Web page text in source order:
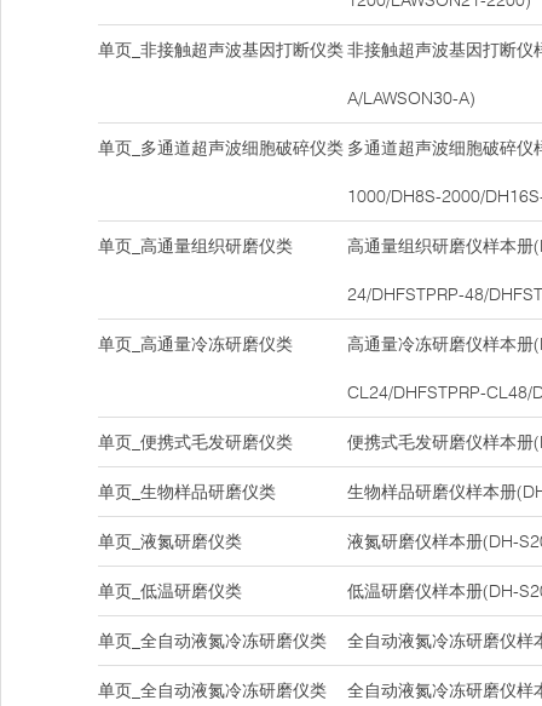
单页_非接触超声波基因打断仪类非接触超声波基因打断仪
A/LAWSON30-A)
单页_多通道超声波细胞破碎仪类 多通道超声波细胞破碎仪
1000/DH8S-2000/
单页_高通量组织研磨仪类 高通量组织研磨仪样本册
24/DHFSTPRP-48/
单页_高通量冷冻研磨仪类 高通量冷冻研磨仪样本册
CL24/DHFSTPRP-CL48/
单页_便携式毛发研磨仪类 便携式毛发研磨仪样本
单页_生物样品研磨仪类 生物样品研磨仪样本册
单页_液氮研磨仪类 液氮研磨仪样本册(DH-
单页_低温研磨仪类 低温研磨仪样本册(DH-
单页_全自动液氮冷冻研磨仪类 全自动液氮冷冻研磨仪样
单页_全自动液氮冷冻研磨仪类 全自动液氮冷冻研磨仪样